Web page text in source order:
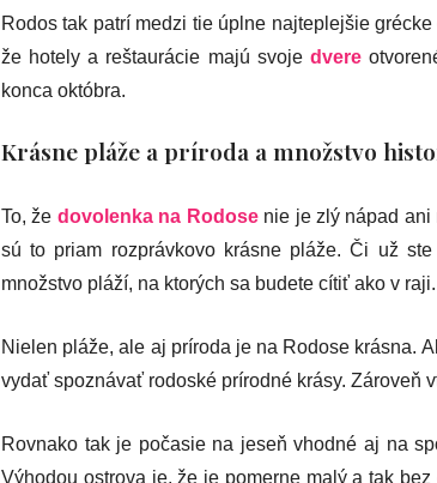
Rodos tak patrí medzi tie úplne najteplejšie
že hotely a reštaurácie majú svoje dvere
konca októbra.
Krásne pláže a príroda a množstvo
To, že dovolenka na Rodosenie je zlý nápad ani
sú to priam rozprávkovo krásne pláže. Či už
množstvo pláží, na ktorých sa budete cítiť ako v raji.
Nielen pláže, ale aj príroda je na Rodose krásna.
vydať spoznávať rodoské prírodné krásy. Zároveň
Rovnako tak je počasie na jeseň vhodné aj na
Výhodou ostrova je, že je pomerne malý a tak